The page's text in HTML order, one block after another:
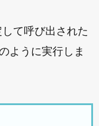
て呼び出された
ように実行しま